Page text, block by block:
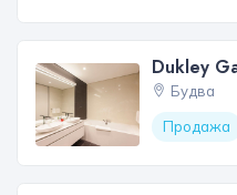
Dukley
Будва
Продажа